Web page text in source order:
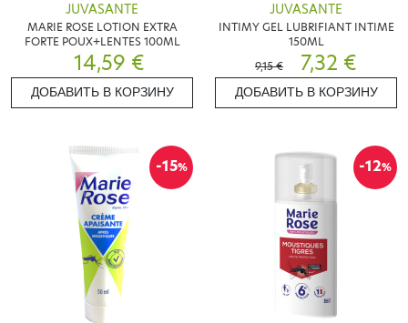
JUVASANTE
MARIE ROSE LOTION EXTRA
FORTE POUX+LENTES 100ML
14,59 €
ДОБАВИТЬ В КОРЗИНУ
JUVASANTE
INTIMY GEL LUBRIFIANT INTIME
150ML
9,15 €
7,32 €
ДОБАВИТЬ В КОРЗИНУ
-15% -12%